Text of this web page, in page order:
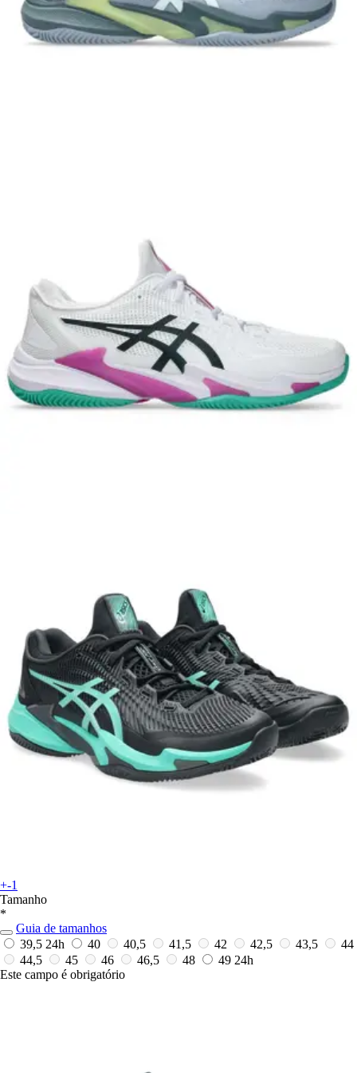
+-1
Tamanho
*
Guia de tamanhos
39,5 24h 40 40,5 41,5 42 42,5 43,5
44
44,5
45 46 46,5 48 49 24h
Este campo é obrigatório